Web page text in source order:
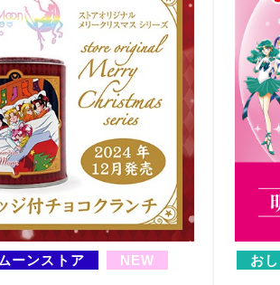
ーンストア NEW お